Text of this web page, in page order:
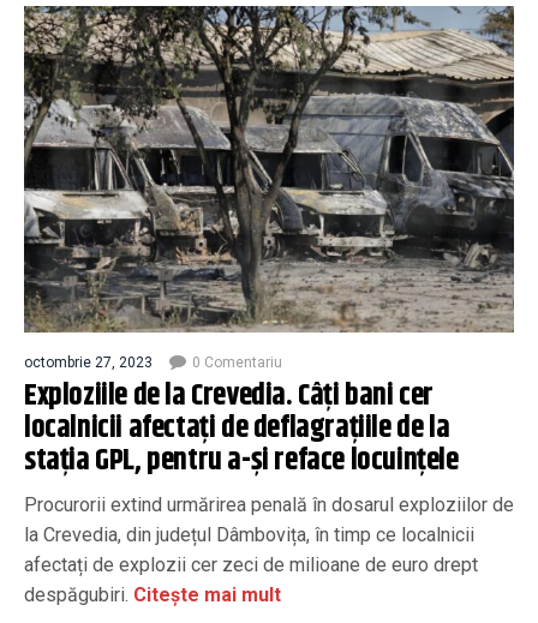
octombrie 27, 2023 0 Comentariu
Exploziile de la Crevedia. Câți bani cer
localnicii afectați de deflagrațiile de la
stația GPL, pentru a-și reface locuințele
Procurorii extind urmărirea penală în dosarul exploziilor de
la Crevedia, din județul Dâmbovița, în timp ce localnicii
afectați de explozii cer zeci de milioane de euro drept
despăgubiri. Citește mai mult